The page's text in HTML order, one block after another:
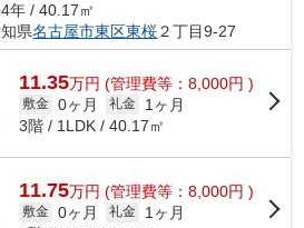
年 / 40.17㎡
県名古屋市東区東桜２丁目9-27
11.35万円 (管理費等：8,000円 )
敷金 0ヶ月 礼金
1ヶ月
3階 / 1LDK / 40.17㎡
11.75万円 (管理費等：8,000円 )
敷金 0ヶ月 礼金
1ヶ月